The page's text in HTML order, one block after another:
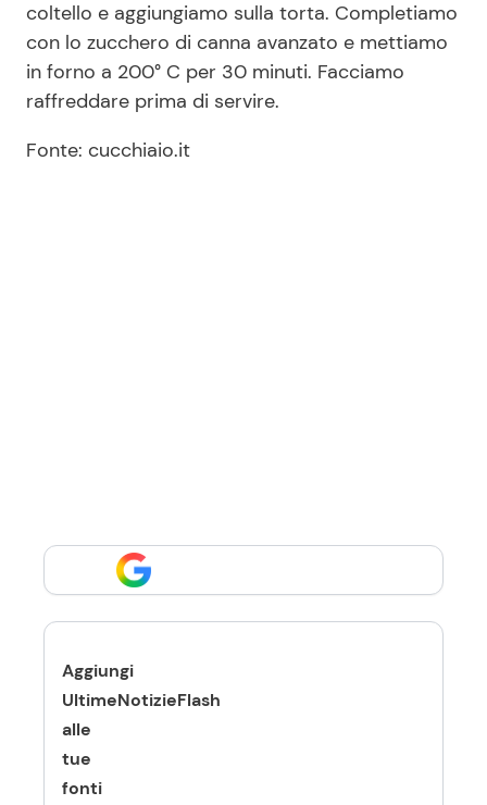
coltello e aggiungiamo sulla torta. Completiamo
con lo zucchero di canna avanzato e mettiamo
in forno a 200° C per 30 minuti. Facciamo
raffreddare prima di servire.
Fonte: cucchiaio.it
Aggiungi
UltimeNotizieFlash
alle
tue
fonti